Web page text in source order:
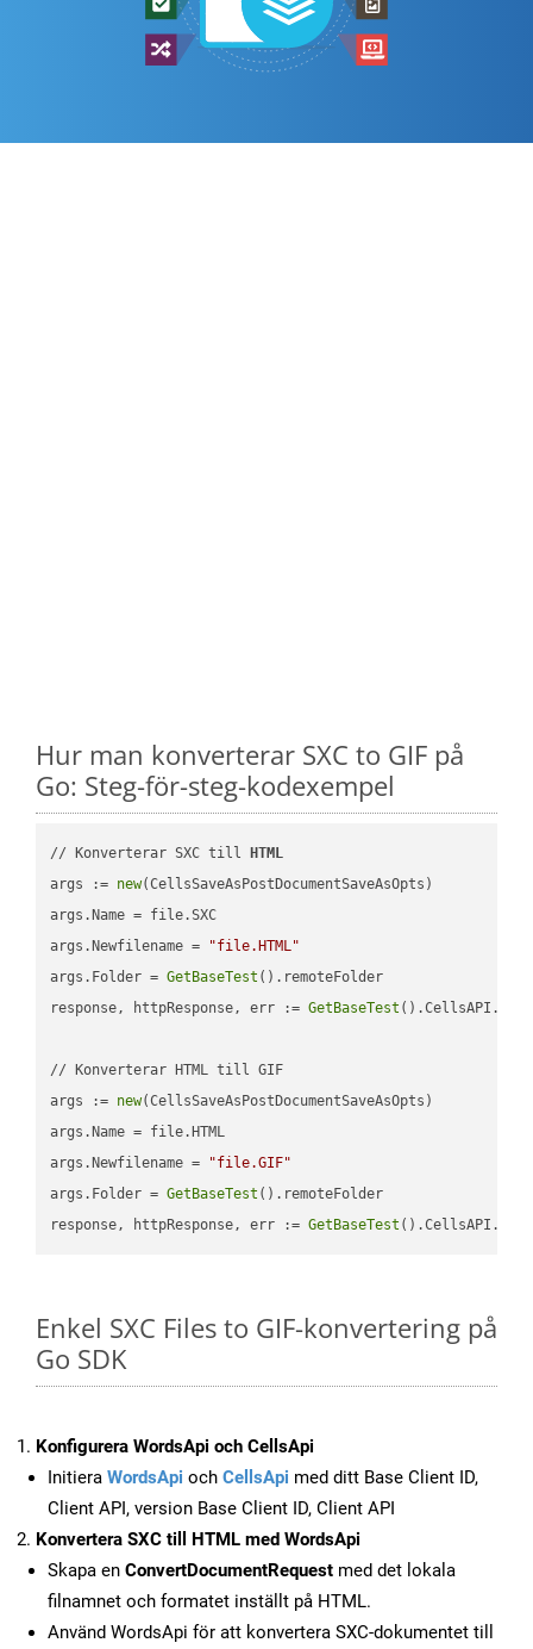
Hur man konverterar SXC to GIF på
Go: Steg-för-steg-kodexempel
// Konverterar SXC till
HTML
args := new(CellsSaveAsPostDocumentSaveAsOpts)
args.Name = file.SXC
args.Newfilename =
"file.HTML"
args.Folder = GetBaseTest ().remoteFolder
response, httpResponse, err := GetBaseTest ().CellsAPI.
// Konverterar HTML till GIF
args := new(CellsSaveAsPostDocumentSaveAsOpts)
args.Name = file.HTML
args.Newfilename =
"file.GIF"
args.Folder = GetBaseTest ().remoteFolder
response, httpResponse, err := GetBaseTest ().CellsAPI.
Enkel SXC Files to GIF-konvertering på
Go SDK
Konfigurera WordsApi och CellsApi
Initiera WordsApi och CellsApi med ditt Base Client ID,
Client API, version Base Client ID, Client API
Konvertera SXC till HTML med WordsApi
Skapa en ConvertDocumentRequest med det lokala
filnamnet och formatet inställt på HTML.
Använd WordsApi för att konvertera SXC-dokumentet till